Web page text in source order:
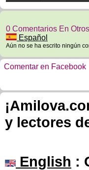
0 Comentarios En
Español
Aún no se ha escrito ningún
Comentar en Facebook
y lectores
English :